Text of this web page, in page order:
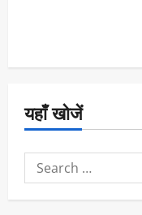
यहाँ खोजें
Search
for: